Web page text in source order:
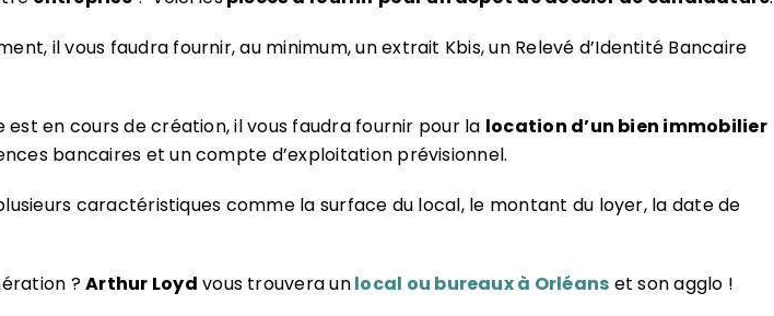
il vous faudra fournir, au minimum, un extrait Kbis, un Relevé d’Identité Bancaire
est en cours de création, il vous faudra fournir pour la location d’un bien immobilier
bancaires et un compte d’exploitation prévisionnel.
caractéristiques comme la surface du local, le montant du loyer, la date de
?Arthur Loyd vous trouvera unlocal ou bureaux à Orléans et son agglo !